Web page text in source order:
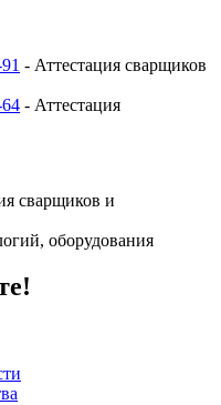
- Аттестация сварщиков
- Аттестация
сварщиков и
оборудования